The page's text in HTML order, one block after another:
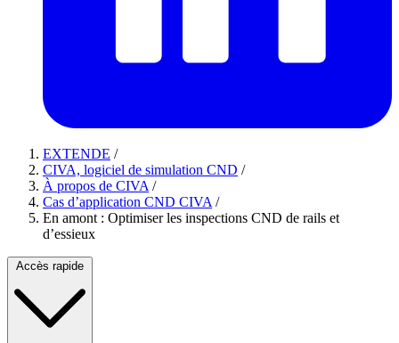
EXTENDE /
CIVA, logiciel de simulation CND /
À propos de CIVA /
Cas d’application CND CIVA /
En amont : Optimiser les inspections CND de rails et
d’essieux
Accès rapide